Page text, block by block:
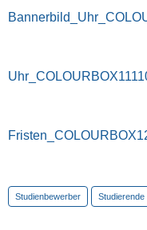
Studienbewerber Studierende